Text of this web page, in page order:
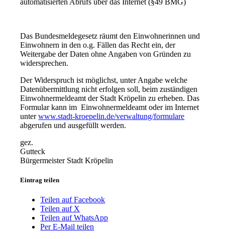
Das Bundesmeldegesetz räumt den Einwohnerinnen und
Einwohnern in den o.g. Fällen das Recht ein, der
Weitergabe der Daten ohne Angaben von Gründen zu
widersprechen.
Der Widerspruch ist möglichst, unter Angabe welche
Datenübermittlung nicht erfolgen soll, beim zuständigen
Einwohnermeldeamt der Stadt Kröpelin zu erheben. Das
Formular kann im Einwohnermeldeamt oder im Internet
unterwww.stadt-kroepelin.de/verwaltung/formulare
abgerufen und ausgefüllt werden.
gez.
Gutteck
Bürgermeister Stadt Kröpelin
Eintrag teilen
Teilen auf Facebook
Teilen auf X
Teilen auf WhatsApp
Per E-Mail teilen